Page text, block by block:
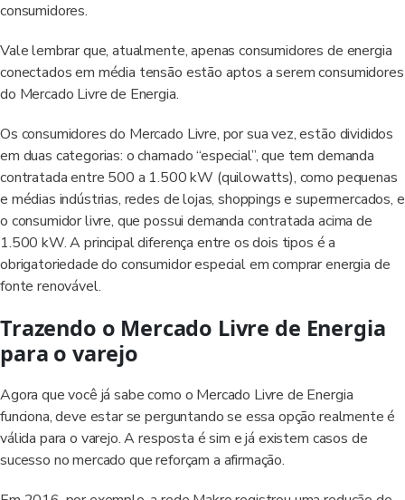
consumidores.
Vale lembrar que, atualmente, apenas consumidores de energia
conectados em média tensão estão aptos a serem consumidores
do Mercado Livre de Energia.
Os consumidores do Mercado Livre, por sua vez, estão divididos
em duas categorias: o chamado “especial”, que tem demanda
contratada entre 500 a 1.500 kW (quilowatts), como pequenas
e médias indústrias, redes de lojas, shoppings e supermercados, e
o consumidor livre, que possui demanda contratada acima de
1.500 kW. A principal diferença entre os dois tipos é a
obrigatoriedade do consumidor especial em comprar energia de
fonte renovável.
Trazendo o Mercado Livre de Energia
para o varejo
Agora que você já sabe como o Mercado Livre de Energia
funciona, deve estar se perguntando se essa opção realmente é
válida para o varejo. A resposta é sim e já existem casos de
sucesso no mercado que reforçam a afirmação.